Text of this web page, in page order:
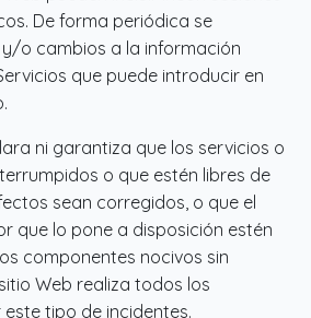
De forma periódica se
o cambios a la información
que puede introducir en
ni garantiza que los servicios o
o que estén libres de
sean corregidos, o que el
que lo pone a disposición estén
componentes nocivos sin
Web realiza todos los
tipo de incidentes.